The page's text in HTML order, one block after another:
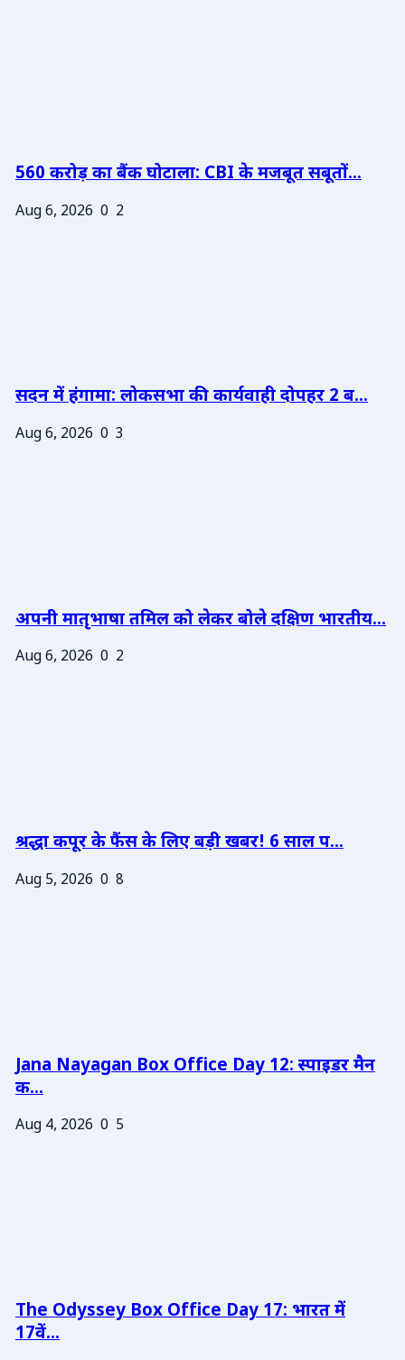
560 करोड़ का बैंक घोटाला: CBI के मजबूत सबूतों...
Aug 6, 2026 0 2
सदन में हंगामा: लोकसभा की कार्यवाही दोपहर 2 ब...
Aug 6, 2026 0 3
अपनी मातृभाषा तमिल को लेकर बोले दक्षिण भारतीय...
Aug 6, 2026 0 2
श्रद्धा कपूर के फैंस के लिए बड़ी खबर! 6 साल प...
Aug 5, 2026 0 8
Jana Nayagan Box Office Day 12: स्पाइडर मैन
क...
Aug 4, 2026 0 5
The Odyssey Box Office Day 17: भारत में
17वें...